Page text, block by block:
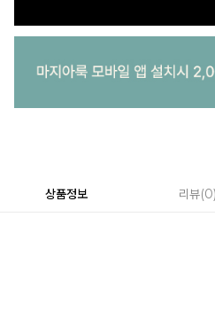
상품정보 리뷰 0